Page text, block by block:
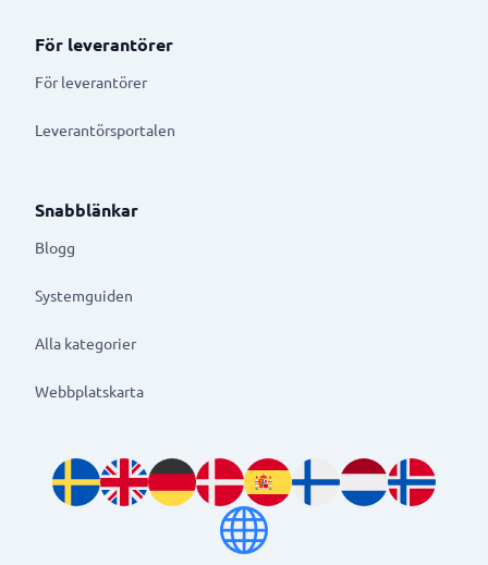
För leverantörer
För leverantörer
Leverantörsportalen
Snabblänkar
Blogg
Systemguiden
Alla kategorier
Webbplatskarta